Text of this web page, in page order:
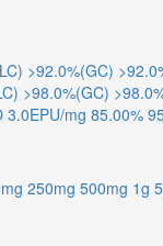
>92.0%(GC)
>98.0%(GC)
3.0EPU/mg 85.00%
250mg 500mg 1g